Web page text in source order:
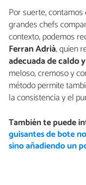
Por suerte,
grandes chefs
contexto, podemos
Ferran Adrià, quien
adecuada de caldo
meloso, cremoso y
método permite
la consistencia y el
También te puede
guisantes de bote
sino añadiendo un